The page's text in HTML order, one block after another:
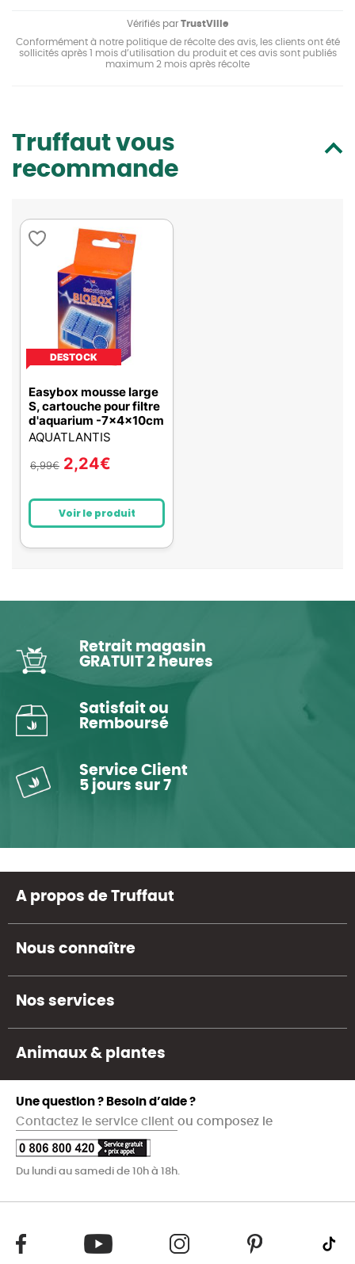
Vérifiés par TrustVille
Conformément à notre politique de récolte des avis, les clients ont été
sollicités après 1 mois d’utilisation du produit et ces avis sont publiés
maximum 2 mois après récolte
Truffaut vous
recommande
DESTOCK
Easybox mousse large
S, cartouche pour filtre
d'aquarium -7x4x10cm
AQUATLANTIS
6,99€ 2,24€
Voir le produit
Retrait magasin
GRATUIT 2 heures
Satisfait ou
Remboursé
Service Client
5 jours sur 7
A propos de Truffaut
Nous connaître
Nos services
Animaux & plantes
Une question ? Besoin d’aide ?
Contactez le service client ou composez le
Du lundi au samedi de 10h à 18h.